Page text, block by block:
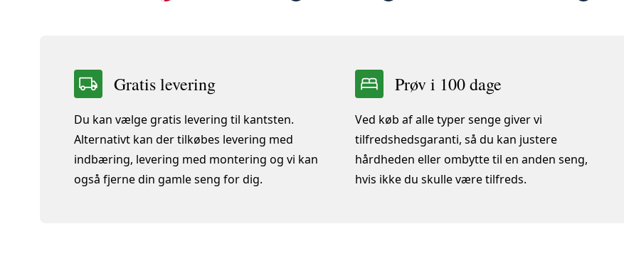
Gratis levering
Du kan vælge gratis levering til kantsten.
Alternativt kan der tilkøbes levering med
indbæring, levering med montering og vi kan
også fjerne din gamle seng for dig.
Prøv i 100 dage
Ved køb af alle typer senge giver vi
tilfredshedsgaranti, så du kan justere
hårdheden eller ombytte til en anden seng,
hvis ikke du skulle være tilfreds.